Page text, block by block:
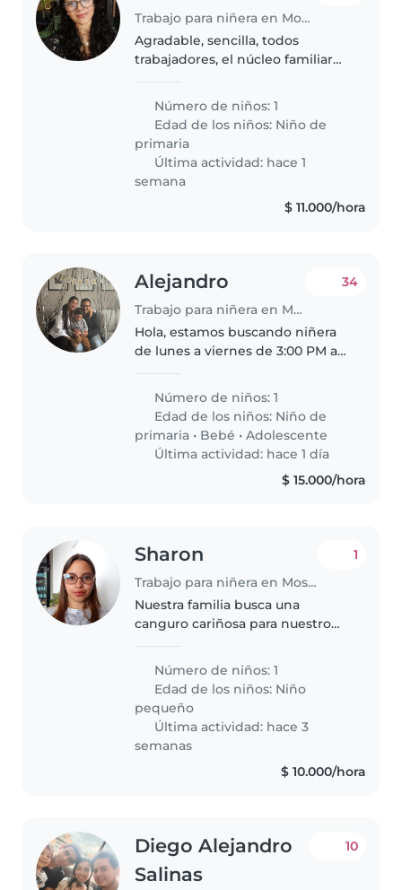
Trabajo para niñera en Mosquera
Agradable, sencilla, todos
trabajadores, el núcleo familiar
mamá, aunque compartimos
casa familiar
Número de niños: 1
Edad de los niños: Niño de
primaria
Última actividad: hace 1
semana
$ 11.000/hora
Alejandro
Trabajo para niñera en Mosquera
34
Hola, estamos buscando niñera
de lunes a viernes de 3:00 PM a
Vivimos en Mosquera en el
sector del diamante oriental.
Número de niños: 1
Edad de los niños: Niño de
primaria • Bebé •Adolescente
Última actividad: hace 1 día
$ 15.000/hora
Sharon
Trabajo para niñera en Mosquera
1
Nuestra familia busca una
canguro cariñosa para nuestro
energía y muy independiente.
Debe ser responsable con
mascotas y andar en la cocina.
¡Un ambiente..
Número de niños: 1
Edad de los niños: Niño
pequeño
Última actividad: hace 3
semanas
$ 10.000/hora
Diego Alejandro
Salinas
10